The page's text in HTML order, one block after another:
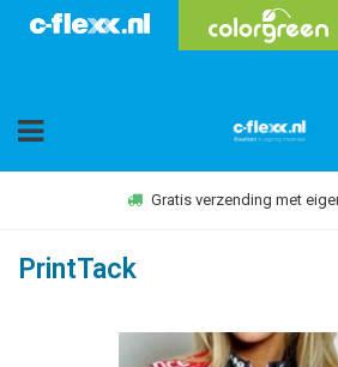
Gratis verzending met
PrintTack